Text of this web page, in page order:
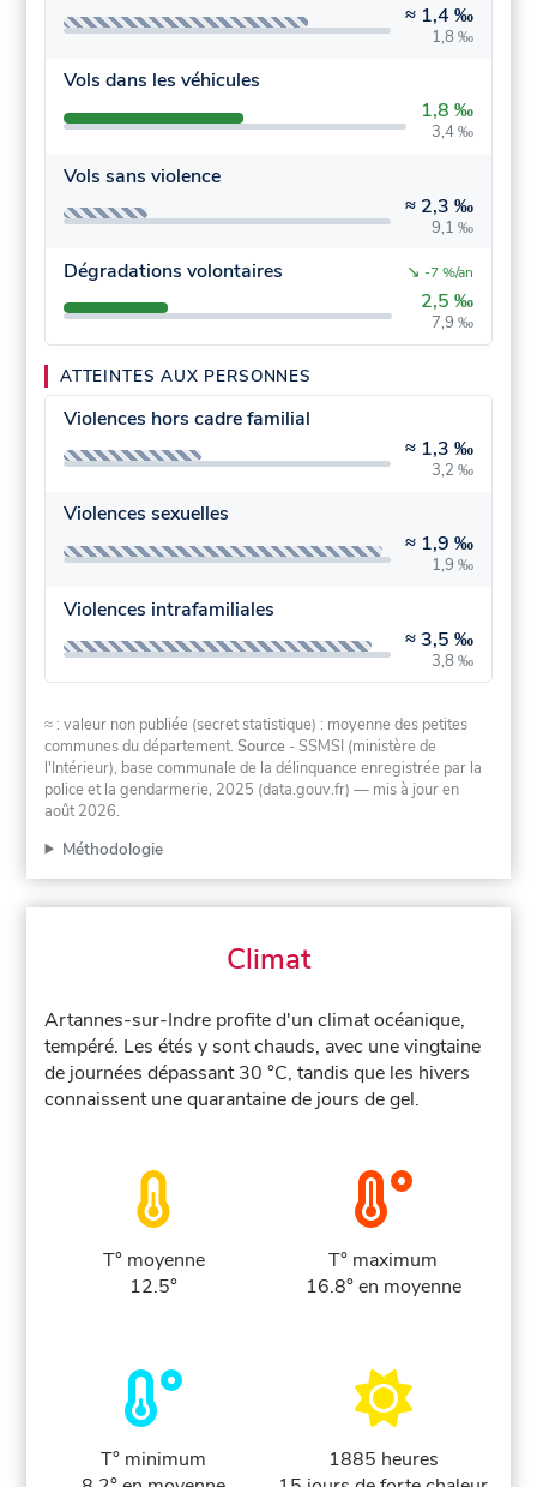
≈ 1,4 ‰
1,8 ‰
Vols dans les véhicules
1,8 ‰
3,4 ‰
Vols sans violence
≈ 2,3 ‰
9,1 ‰
Dégradations volontaires
2,5 ‰
7,9 ‰
↘ -7 %/an
ATTEINTES AUX PERSONNES
Violences hors cadre familial
≈ 1,3 ‰
3,2 ‰
Violences sexuelles
≈ 1,9 ‰
1,9 ‰
Violences intrafamiliales
≈ 3,5 ‰
3,8 ‰
≈ : valeur non publiée (secret statistique) : moyenne des petites
communes du département.Source - SSMSI (ministère de
l'Intérieur), base communale de la délinquance enregistrée par la
police et la gendarmerie, 2025 (data.gouv.fr) — mis à jour en
août 2026.
Méthodologie
Climat
Artannes-sur-Indre profite d'un climat océanique,
tempéré. Les étés y sont chauds, avec une vingtaine
de journées dépassant 30 °C, tandis que les hivers
connaissent une quarantaine de jours de gel.
T° moyenne
12.5°
T° maximum
16.8° en moyenne
T° minimum
1885 heures